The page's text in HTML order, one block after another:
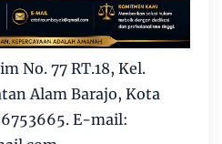
No. 77 RT.18, Kel.
Alam Barajo, Kota
E-mail: